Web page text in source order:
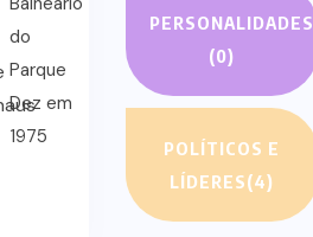
PERSONALIDADES
(0)
POLÍTICOS E
LÍDERES(4)